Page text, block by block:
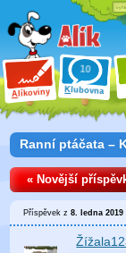
Alíkoviny Klubovna
Ranní ptáčata –
« Novější
Příspěvek z8. ledna 2019